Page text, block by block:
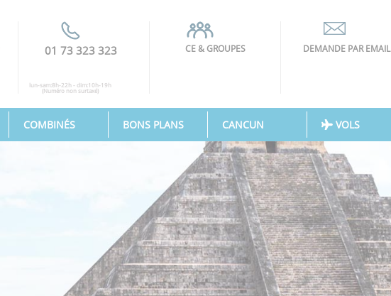
01 73 323 323
lun-sam:8h-22h - dim:10h-19h
(Numéro non surtaxé)
CE & GROUPES DEMANDE PAR EMAIL
COMBINÉS BONS PLANS CANCUN VOLS